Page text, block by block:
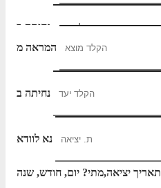
נחיתה ב
המראה מ
נחיתה ב
נא לוודא
תאריך יציאה,מתי? יום, חודש, שנה
הרכב נוסעים